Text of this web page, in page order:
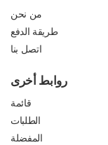
من نحن
طريقة الدفع
اتصل بنا
روابط أخرى
قائمة
الطلبات
المفضلة